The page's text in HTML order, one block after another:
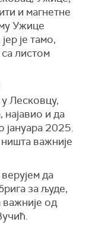
онога
и
граде и
и пут према
већи број
је
било
као и да
евра на
и магнетне
Ужице
је тамо,
са листом
Лесковцу,
и да
јануара 2025.
важније
да
за људе,
од